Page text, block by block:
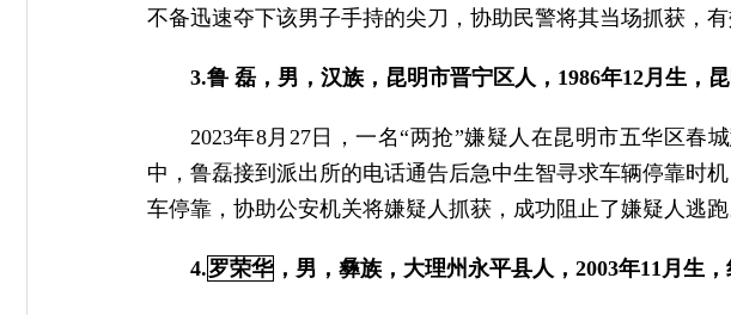
不备迅速夺下该男子手持的尖刀，协助民警将其当场抓获，有
3.鲁 磊，男，汉族，昆明市晋宁区人，1986年12月生，
2023年8月27日，一名“两抢”嫌疑人在昆明市五华区
中，鲁磊接到派出所的电话通告后急中生智寻求车辆停靠时
车停靠，协助公安机关将嫌疑人抓获，成功阻止了嫌疑人逃跑
4.罗荣华 ，男，彝族，大理州永平县人，2003年11月生